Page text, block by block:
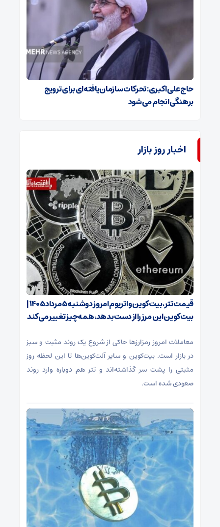
حاج‌علی‌اکبری: تحرکات سازمان‌یافته‌ای برای ترویج
برهنگی انجام می‌شود
اخبار روز بازار
قیمت تتر، بیت‌کوین و اتریوم امروز دوشنبه ۵ مرداد ۱۴۰۵ |
بیت‌کوین این مرز را از دست بدهد، همه‌چیز تغییر می‌کند
معاملات امروز رمزارز‌ها حاکی از شروع یک روند مثبت و سبز
در بازار است. بیت‌کوین و سایر آلت‌کوین‌ها تا این لحظه روز
مثبتی را پشت سر گذاشته‌اند و تتر هم دوباره وارد روند
صعودی شده است.